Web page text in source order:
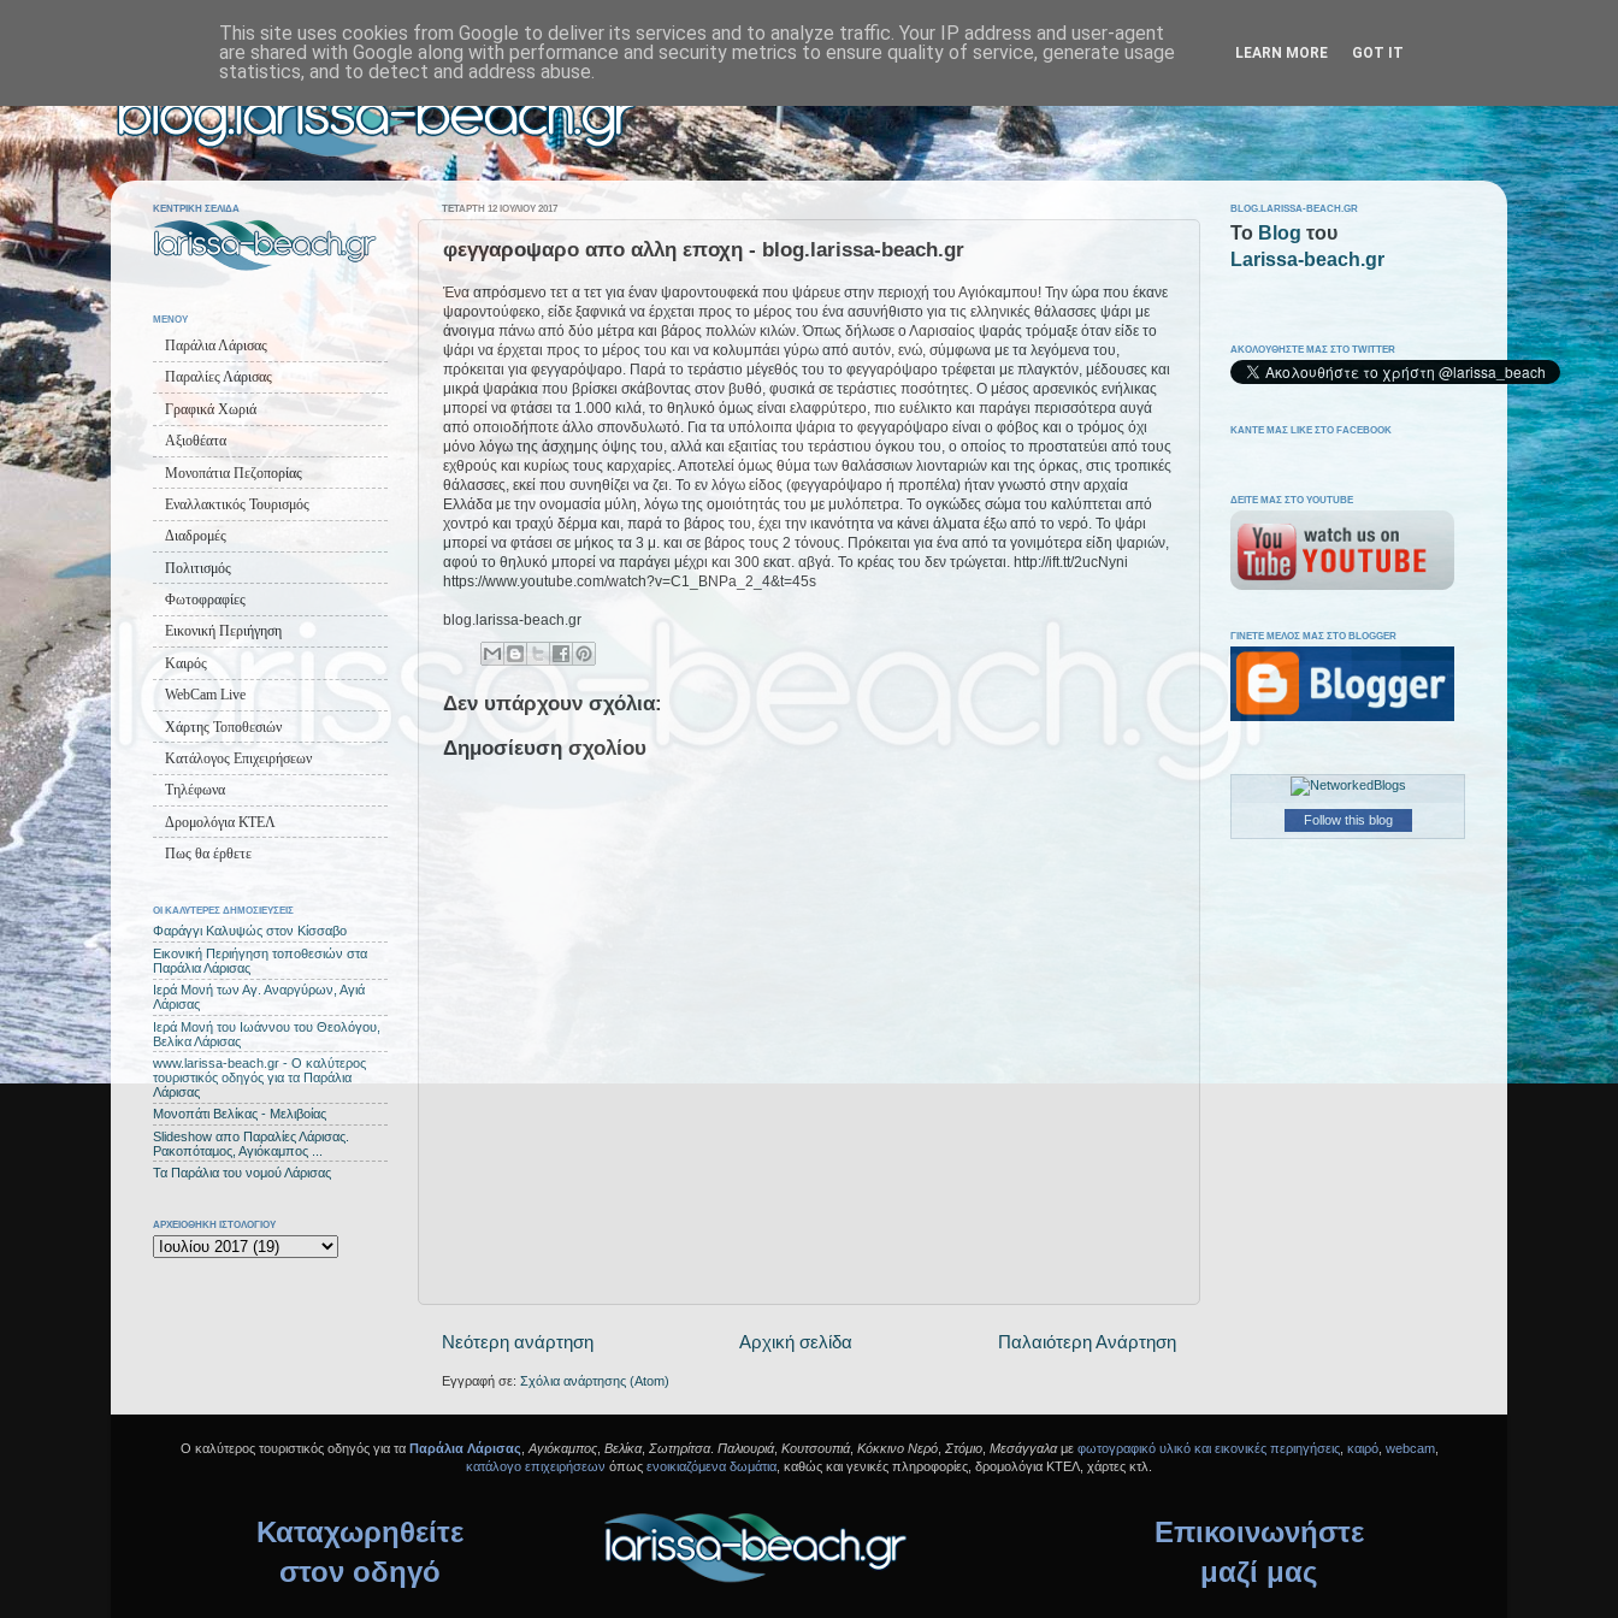
ΤΕΤΆΡΤΗ 12 ΙΟΥΛΊΟΥ 2017
φεγγαροψαρο απο αλλη εποχη - blog.larissa-beach.gr
Ένα απρόσμενο τετ α τετ για έναν ψαροντουφεκά που ψάρευε στην περιοχή του Αγιόκαμπου! Την ώρα που έκανε
ψαροντούφεκο, είδε ξαφνικά να έρχεται προς το μέρος του ένα ασυνήθιστο για τις ελληνικές θάλασσες ψάρι με
άνοιγμα πάνω από δύο μέτρα και βάρος πολλών κιλών. Όπως δήλωσε ο Λαρισαίος ψαράς τρόμαξε όταν είδε το
ψάρι να έρχεται προς το μέρος του και να κολυμπάει γύρω από αυτόν, ενώ, σύμφωνα με τα λεγόμενα του,
πρόκειται για φεγγαρόψαρο. Παρά το τεράστιο μέγεθός του το φεγγαρόψαρο τρέφεται με πλαγκτόν, μέδουσες και
μικρά ψαράκια που βρίσκει σκάβοντας στον βυθό, φυσικά σε τεράστιες ποσότητες. Ο μέσος αρσενικός ενήλικας
μπορεί να φτάσει τα 1.000 κιλά, το θηλυκό όμως είναι ελαφρύτερο, πιο ευέλικτο και παράγει περισσότερα αυγά
από οποιοδήποτε άλλο σπονδυλωτό. Για τα υπόλοιπα ψάρια το φεγγαρόψαρο είναι ο φόβος και ο τρόμος όχι
μόνο λόγω της άσχημης όψης του, αλλά και εξαιτίας του τεράστιου όγκου του, ο οποίος το προστατεύει από τους
εχθρούς και κυρίως τους καρχαρίες. Αποτελεί όμως θύμα των θαλάσσιων λιονταριών και της όρκας, στις τροπικές
θάλασσες, εκεί που συνηθίζει να ζει. Το εν λόγω είδος (φεγγαρόψαρο ή προπέλα) ήταν γνωστό στην αρχαία
Ελλάδα με την ονομασία μύλη, λόγω της ομοιότητάς του με μυλόπετρα. Το ογκώδες σώμα του καλύπτεται από
χοντρό και τραχύ δέρμα και, παρά το βάρος του, έχει την ικανότητα να κάνει άλματα έξω από το νερό. Το ψάρι
μπορεί να φτάσει σε μήκος τα 3 μ. και σε βάρος τους 2 τόνους. Πρόκειται για ένα από τα γονιμότερα είδη ψαριών,
αφού το θηλυκό μπορεί να παράγει μέχρι και 300 εκατ. αβγά. Το κρέας του δεν τρώγεται. http://ift.tt/2ucNyni
https://www.youtube.com/watch?v=C1_BNPa_2_4&t=45s
blog.larissa-beach.gr
Δεν υπάρχουν σχόλια:
Δημοσίευση σχολίου
Νεότερη ανάρτηση Παλαιότερη Ανάρτηση
Αρχική σελίδα
Εγγραφή σε: Σχόλια ανάρτησης (Atom)
ΚΕΝΤΡΙΚΗ ΣΕΛΙΔΑ
ΜΕΝΟΥ
Παράλια Λάρισας
Παραλίες Λάρισας
Γραφικά Χωριά
Αξιοθέατα
Μονοπάτια Πεζοπορίας
Εναλλακτικός Τουρισμός
Διαδρομές
Πολιτισμός
Φωτοφραφίες
Εικονική Περιήγηση
Καιρός
WebCam Live
Χάρτης Τοποθεσιών
Κατάλογος Επιχειρήσεων
Τηλέφωνα
Δρομολόγια ΚΤΕΛ
Πως θα έρθετε
ΟΙ ΚΑΛΥΤΕΡΕΣ ΔΗΜΟΣΙΕΥΣΕΙΣ
Φαράγγι Καλυψώς στον Κίσσαβο
Εικονική Περιήγηση τοποθεσιών στα
Παράλια Λάρισας
Ιερά Μονή των Αγ. Αναργύρων, Αγιά
Λάρισας
Ιερά Μονή του Ιωάννου του Θεολόγου,
Βελίκα Λάρισας
www.larissa-beach.gr - Ο καλύτερος
τουριστικός οδηγός για τα Παράλια
Λάρισας
Μονοπάτι Βελίκας - Μελιβοίας
Slideshow απο Παραλίες Λάρισας.
Ρακοπόταμος, Αγιόκαμπος ...
Τα Παράλια του νομού Λάρισας
ΑΡΧΕΙΟΘΗΚΗ ΙΣΤΟΛΟΓΙΟΥ
BLOG.LARISSA-BEACH.GR
To Blog του
Larissa-beach.gr
ΑΚΟΛΟΥΘΗΣΤΕ ΜΑΣ ΣΤΟ TWITTER
ΚΑΝΤΕ ΜΑΣ LIKE ΣΤΟ FACEBOOK
ΔΕΙΤΕ ΜΑΣ ΣΤΟ YOUTUBE
ΓΙΝΕΤΕ ΜΕΛΟΣ ΜΑΣ ΣΤΟ BLOGGER
Follow this blog
Ο καλύτερος τουριστικός οδηγός για τα Παράλια Λάρισας Αγιόκαμπος, Βελίκα, Σωτηρίτσα. Παλιουριά, Κουτσουπιά, Κόκκινο Νερό, Στόμιο, Μεσάγγαλαμε φωτογραφικό υλικό και εικονικές περιηγήσεις, καιρό, webcam,
κατάλογο επιχειρήσεων όπως ενοικιαζόμενα δωμάτια , καθώς και γενικές πληροφορίες, δρομολόγια ΚΤΕΛ, χάρτες κτλ.
Καταχωρηθείτε
στον οδηγό
Επικοινωνήστε
μαζί μας
This site uses cookies from Google to deliver its services and to analyze traffic. Your IP address and user-agent
are shared with Google along with performance and security metrics to ensure quality of service, generate usage
statistics, and to detect and address abuse.
LEARN MORE GOT IT